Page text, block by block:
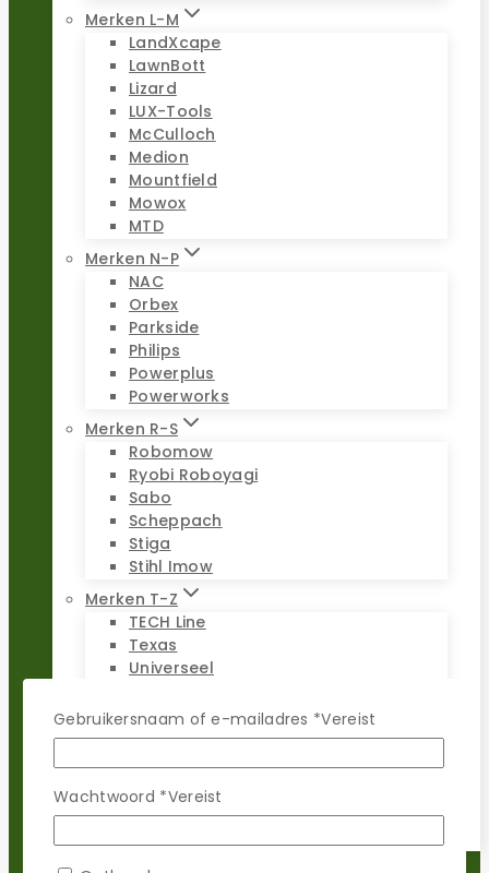
Merken L-M
LandXcape
LawnBott
Lizard
LUX-Tools
McCulloch
Medion
Mountfield
Mowox
MTD
Merken N-P
NAC
Orbex
Parkside
Philips
Powerplus
Powerworks
Merken R-S
Robomow
Ryobi Roboyagi
Sabo
Scheppach
Stiga
Stihl Imow
Merken T-Z
TECH Line
Texas
Universeel
Wiper
WOLF-Garten
Zoef Robot
Gebruikersnaam of e-mailadres *Vereist
Wachtwoord *Vereist